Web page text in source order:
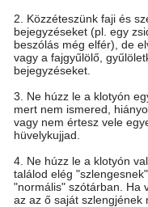
2. Közzéteszünk faji és
bejegyzéseket (pl. egy
beszólás még elfér), de
vagy a fajgyűlölő,
bejegyzéseket.
3. Ne húzz le a klotyón
mert nem ismered,
vagy nem értesz vele
hüvelykujjad.
4. Ne húzz le a klotyón
találod elég
"normális" szótárban. Ha
az az ő saját szlengjének